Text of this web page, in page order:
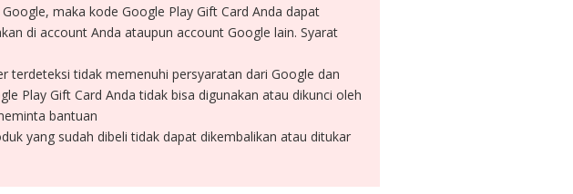
maka kode Google Play Gift Card Anda dapat
di account Anda ataupun account Google lain. Syarat
terdeteksi tidak memenuhi persyaratan dari Google dan
Play Gift Card Anda tidak bisa digunakan atau dikunci oleh
bantuan
yang sudah dibeli tidak dapat dikembalikan atau ditukar